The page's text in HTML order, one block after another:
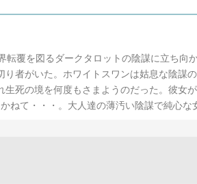
覆を図るダークタロットの陰謀に立ち
者がいた。ホワイトスワンは姑息な陰謀
死の境を何度もさまようのだった。彼
ねて・・・。大人達の薄汚い陰謀で純心な